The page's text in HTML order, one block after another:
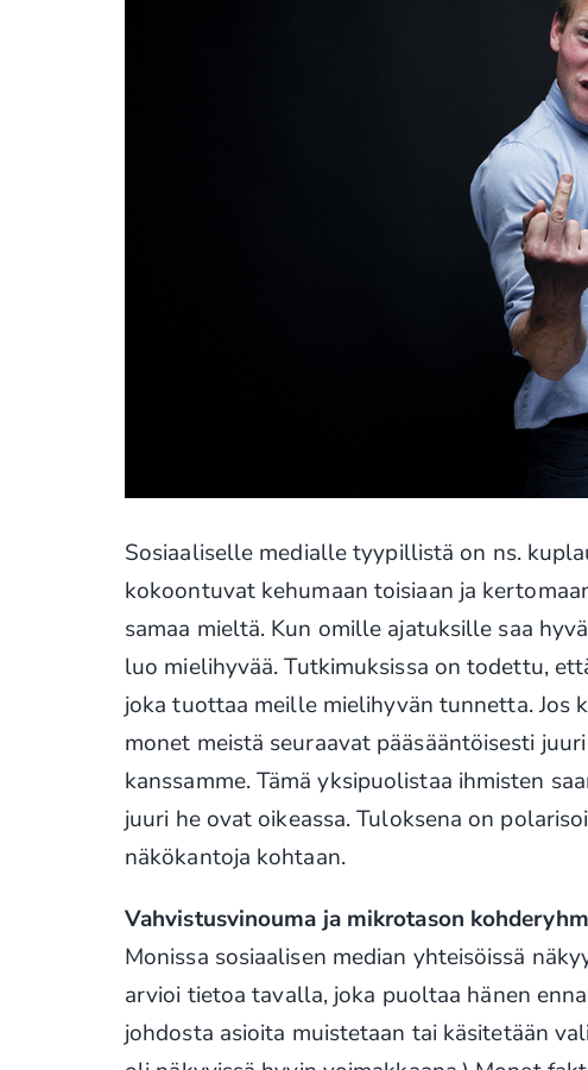
Sosiaaliselle medialle tyypillistä on ns.
kokoontuvat kehumaan toisiaan ja
samaa mieltä. Kun omille ajatuksille saa
luo mielihyvää. Tutkimuksissa on todettu,
joka tuottaa meille mielihyvän tunnetta. Jos
monet meistä seuraavat pääsääntöisesti
kanssamme. Tämä yksipuolistaa ihmisten
juuri he ovat oikeassa. Tuloksena on
näkökantoja kohtaan.
Vahvistusvinouma ja mikrotason
Monissa sosiaalisen median yhteisöissä
arvioi tietoa tavalla, joka puoltaa hänen
johdosta asioita muistetaan tai käsitetään